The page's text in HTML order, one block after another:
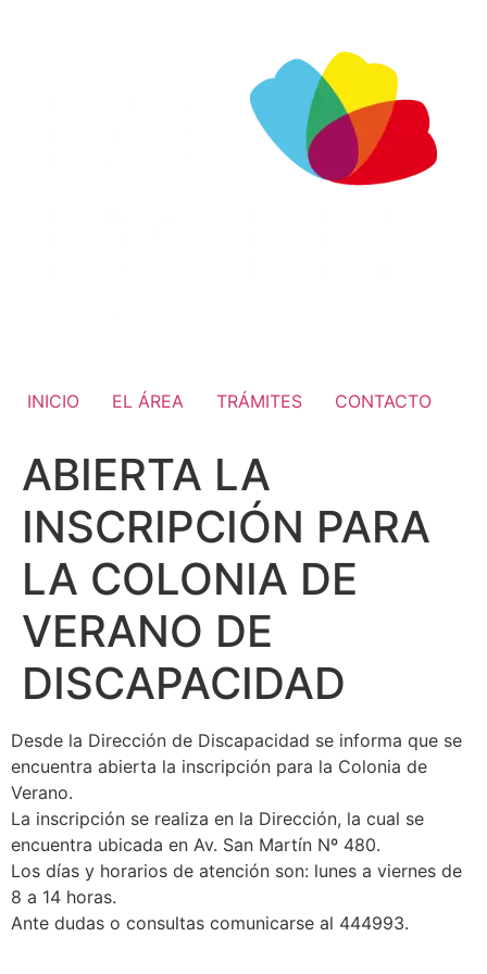
INICIO EL ÁREA TRÁMITES CONTACTO
ABIERTA LA
INSCRIPCIÓN PARA
LA COLONIA DE
VERANO DE
DISCAPACIDAD
Desde la Dirección de Discapacidad se informa que se
encuentra abierta la inscripción para la Colonia de
Verano.
La inscripción se realiza en la Dirección, la cual se
encuentra ubicada en Av. San Martín Nº 480.
Los días y horarios de atención son: lunes a viernes de
8 a 14 horas.
Ante dudas o consultas comunicarse al 444993.